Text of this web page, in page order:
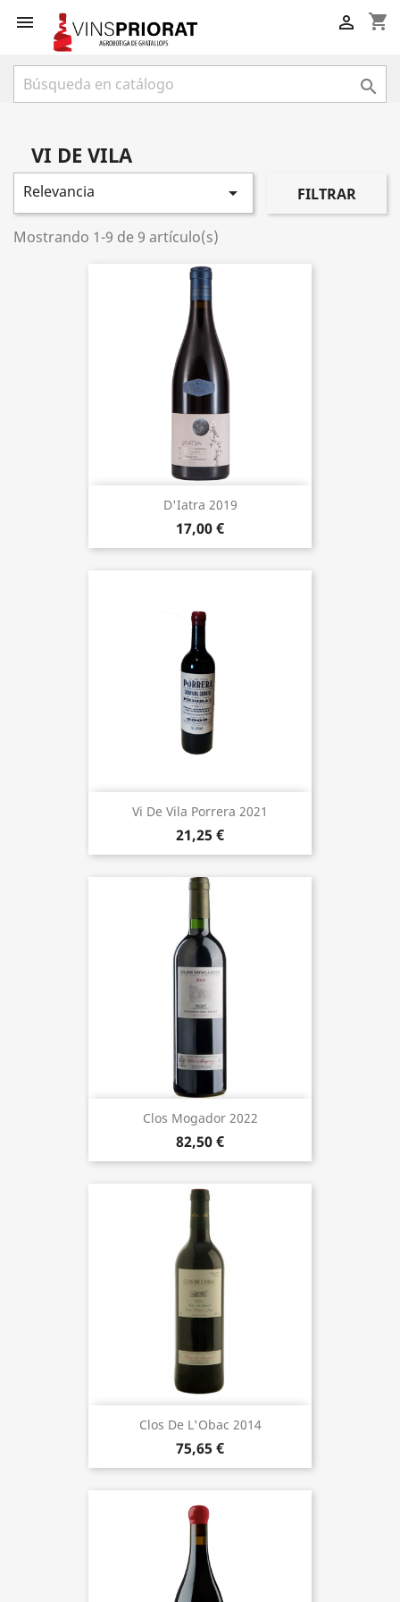
 shopping_cart


VI DE VILA
Relevancia  FILTRAR
Mostrando 1-9 de 9 artículo(s)
D'Iatra 2019
17,00 €
Vi De Vila Porrera 2021
21,25 €
Clos Mogador 2022
82,50 €
Clos De L'Obac 2014
75,65 €